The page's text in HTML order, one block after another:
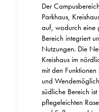
Der
Parkhaus,
auf, wodurch eine
Bereich integriert
Nutzungen. Die
Kreishaus im
mit den
und
südliche Bereich
pflegeleichten